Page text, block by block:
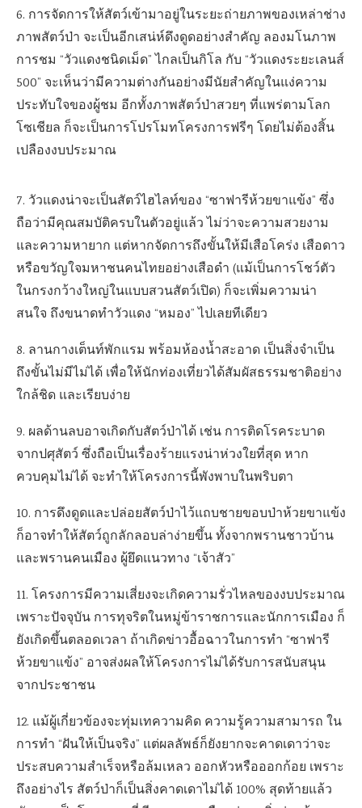
6. การจัดการให้สัตว์เข้ามาอยู่ในระยะถ่ายภาพของเหล่าช่าง
ภาพสัตว์ป่า จะเป็นอีกเสน่ห์ดึงดูดอย่างสำคัญ ลองมโนภาพ
การชม “วัวแดงชนิดเม็ด” ไกลเป็นกิโล กับ “วัวแดงระยะเลนส์
500” จะเห็นว่ามีความต่างกันอย่างมีนัยสำคัญในแง่ความ
ประทับใจของผู้ชม อีกทั้งภาพสัตว์ป่าสวยๆ ที่แพร่ตามโลก
โซเชียล ก็จะเป็นการโปรโมทโครงการฟรีๆ โดยไม่ต้องสิ้น
เปลืองงบประมาณ
7. วัวแดงน่าจะเป็นสัตว์ไฮไลท์ของ “ซาฟารีห้วยขาแข้ง” ซึ่ง
ถือว่ามีคุณสมบัติครบในตัวอยู่แล้ว ไม่ว่าจะความสวยงาม
และความหายาก แต่หากจัดการถึงขั้นให้มีเสือโคร่ง เสือดาว
หรือขวัญใจมหาชนคนไทยอย่างเสือดำ (แม้เป็นการโชว์ตัว
ในกรงกว้างใหญ่ในแบบสวนสัตว์เปิด) ก็จะเพิ่มความน่า
สนใจ ถึงขนาดทำวัวแดง “หมอง” ไปเลยทีเดียว
8. ลานกางเต็นท์พักแรม พร้อมห้องน้ำสะอาด เป็นสิ่งจำเป็น
ถึงขั้นไม่มีไม่ได้ เพื่อให้นักท่องเที่ยวได้สัมผัสธรรมชาติอย่าง
ใกล้ชิด และเรียบง่าย
9. ผลด้านลบอาจเกิดกับสัตว์ป่าได้ เช่น การติดโรคระบาด
จากปศุสัตว์ ซึ่งถือเป็นเรื่องร้ายแรงน่าห่วงใยที่สุด หาก
ควบคุมไม่ได้ จะทำให้โครงการนี้พังพาบในพริบตา
10. การดึงดูดและปล่อยสัตว์ป่าไว้แถบชายขอบป่าห้วยขาแข้ง
ก็อาจทำให้สัตว์ถูกลักลอบล่าง่ายขึ้น ทั้งจากพรานชาวบ้าน
และพรานคนเมือง ผู้ยึดแนวทาง “เจ้าสัว”
11. โครงการมีความเสี่ยงจะเกิดความรั่วไหลของงบประมาณ
เพราะปัจจุบัน การทุจริตในหมู่ข้าราชการและนักการเมือง ก็
ยังเกิดขึ้นตลอดเวลา ถ้าเกิดข่าวอื้อฉาวในการทำ “ซาฟารี
ห้วยขาแข้ง” อาจส่งผลให้โครงการไม่ได้รับการสนับสนุน
จากประชาชน
12. แม้ผู้เกี่ยวข้องจะทุ่มเทความคิด ความรู้ความสามารถ ใน
การทำ “ฝันให้เป็นจริง” แต่ผลลัพธ์ก็ยังยากจะคาดเดาว่าจะ
ประสบความสำเร็จหรือล้มเหลว ออกหัวหรือออกก้อย เพราะ
ถึงอย่างไร สัตว์ป่าก็เป็นสิ่งคาดเดาไม่ได้ 100% สุดท้ายแล้ว